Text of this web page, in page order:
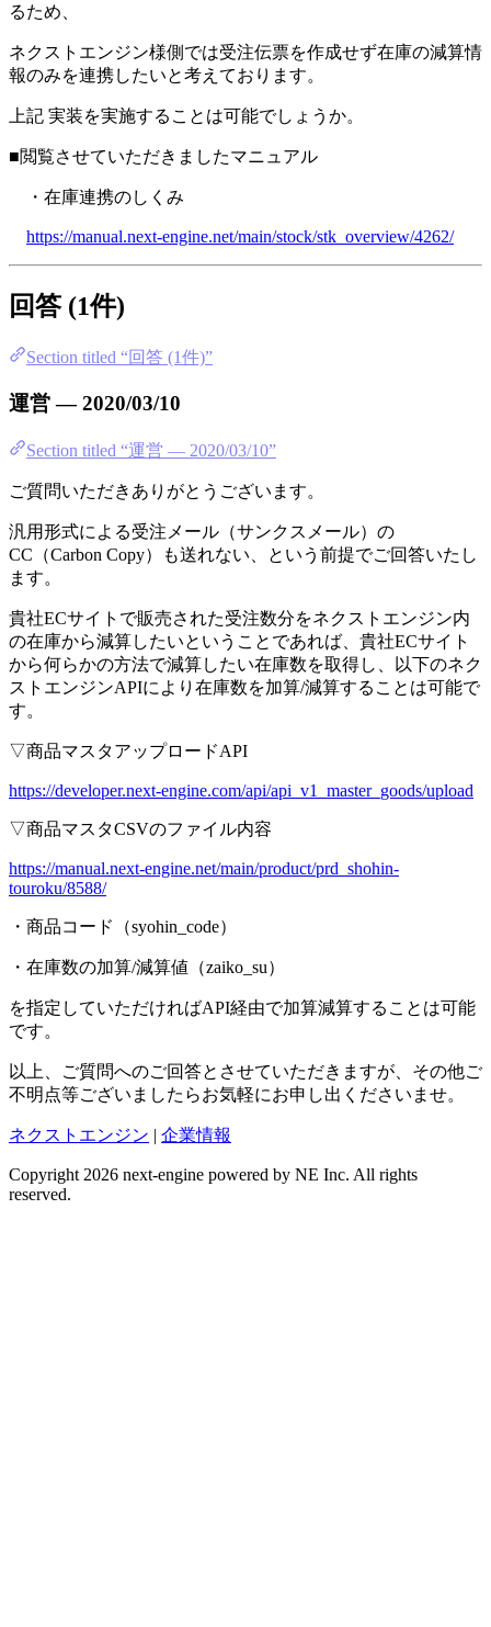
るため、
ネクストエンジン様側では受注伝票を作成せず在庫の減算情
報のみを連携したいと考えております。
上記 実装を実施することは可能でしょうか。
■閲覧させていただきましたマニュアル
・在庫連携のしくみ
https://manual.next-engine.net/main/stock/stk_overview/4262/
回答 (1件)
Section titled “回答 (1件)”
運営 — 2020/03/10
Section titled “運営 — 2020/03/10”
ご質問いただきありがとうございます。
汎用形式による受注メール（サンクスメール）の
CC（Carbon Copy）も送れない、という前提でご回答いたし
ます。
貴社ECサイトで販売された受注数分をネクストエンジン内
の在庫から減算したいということであれば、貴社ECサイト
から何らかの方法で減算したい在庫数を取得し、以下のネク
ストエンジンAPIにより在庫数を加算/減算することは可能で
す。
▽商品マスタアップロードAPI
https://developer.next-engine.com/api/api_v1_master_goods/upload
▽商品マスタCSVのファイル内容
https://manual.next-engine.net/main/product/prd_shohin-
touroku/8588/
・商品コード（syohin_code）
・在庫数の加算/減算値（zaiko_su）
を指定していただければAPI経由で加算減算することは可能
です。
以上、ご質問へのご回答とさせていただきますが、その他ご
不明点等ございましたらお気軽にお申し出くださいませ。
ネクストエンジン | 企業情報
Copyright 2026 next-engine powered by NE Inc. All rights
reserved.